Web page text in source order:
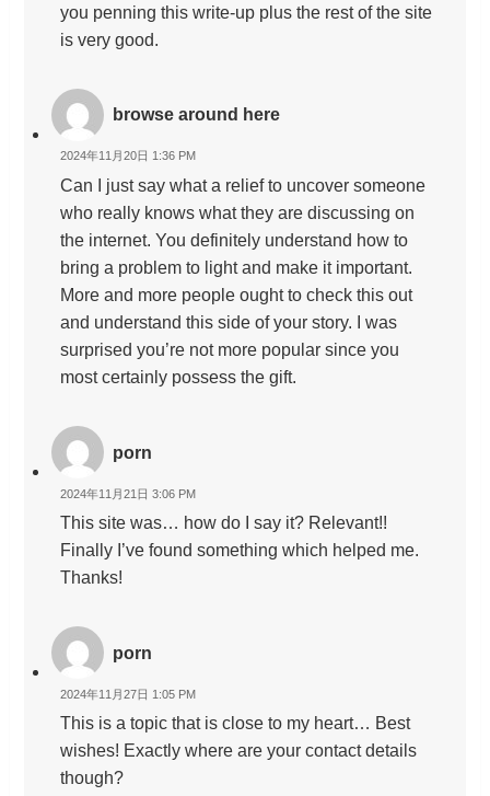
you penning this write-up plus the rest of the site
is very good.
browse around here
2024年11月20日 1:36 PM
Can I just say what a relief to uncover someone
who really knows what they are discussing on
the internet. You definitely understand how to
bring a problem to light and make it important.
More and more people ought to check this out
and understand this side of your story. I was
surprised you’re not more popular since you
most certainly possess the gift.
porn
2024年11月21日 3:06 PM
This site was… how do I say it? Relevant!!
Finally I’ve found something which helped me.
Thanks!
porn
2024年11月27日 1:05 PM
This is a topic that is close to my heart… Best
wishes! Exactly where are your contact details
though?